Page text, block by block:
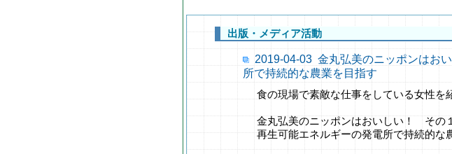
出版・メディア活動
2019-04-03 金丸弘美のニッポンはお
所で持続的な農業を目指す
食の現場で素敵な仕事をしている女性を
金丸弘美のニッポンはおいしい！ その
再生可能エネルギーの発電所で持続的な